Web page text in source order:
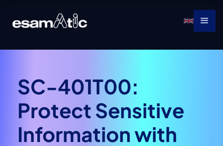
SC-401T00:
Protect Sensitive
Information with